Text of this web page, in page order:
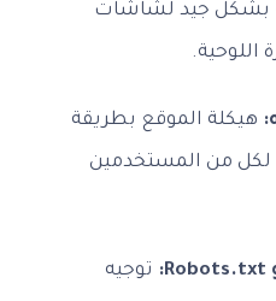
بشكل جيد لشاشات
اللوحية.
هيكلة الموقع بطريقة
لكل من المستخدمين
توجيه